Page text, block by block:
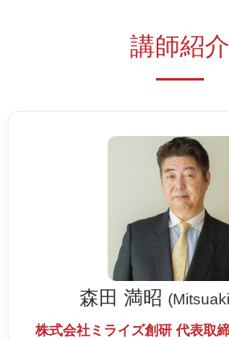
講師紹介
森田 満昭
株式会社ミライズ創研 代表取